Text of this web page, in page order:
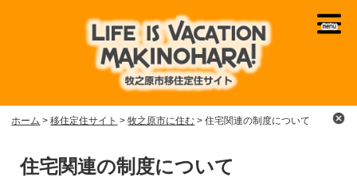
で
ば
ホーム >移住定住サイト >牧之原市に住む >住宅関連の制度について
住宅関連の制度について